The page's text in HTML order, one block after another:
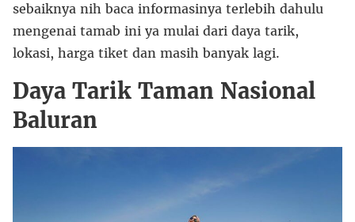
sebaiknya nih baca informasinya terlebih dahulu
mengenai tamab ini ya mulai dari daya tarik,
lokasi, harga tiket dan masih banyak lagi.
Daya Tarik Taman Nasional
Baluran